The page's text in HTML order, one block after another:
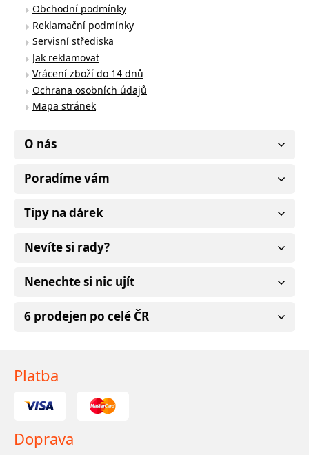
Obchodní podmínky
Reklamační podmínky
Servisní střediska
Jak reklamovat
Vrácení zboží do 14 dnů
Ochrana osobních údajů
Mapa stránek
O nás
Poradíme vám
Tipy na dárek
Nevíte si rady?
Nenechte si nic ujít
6 prodejen po celé ČR
Platba
Doprava